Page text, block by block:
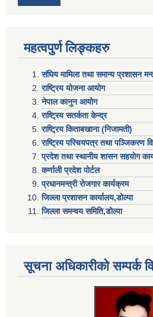
महत्वपुर्ण लिङ्कहरु
संघिय मामिला तथा समान्य प्रशासन
राष्ट्रिय योजना आयोग
नेपाल कानुन आयोग
राष्ट्रिय सतर्कता केन्द्र
राष्ट्रिय किताबखाना (निजामती)
राष्ट्रिय परिचयपत्र तथा पञ्जिकरण
प्रदेश तथा स्थानीय शासन सहयाेग
कर्णाली प्रदेश पोर्टल
प्रधानमन्त्री राेजगार कार्यक्रम
जिल्ला प्रशासन कार्यालय,डोल्पा
जिल्ला समन्वय समिति,डोल्प
सूचना अधिकारीकाे सम्पर्क